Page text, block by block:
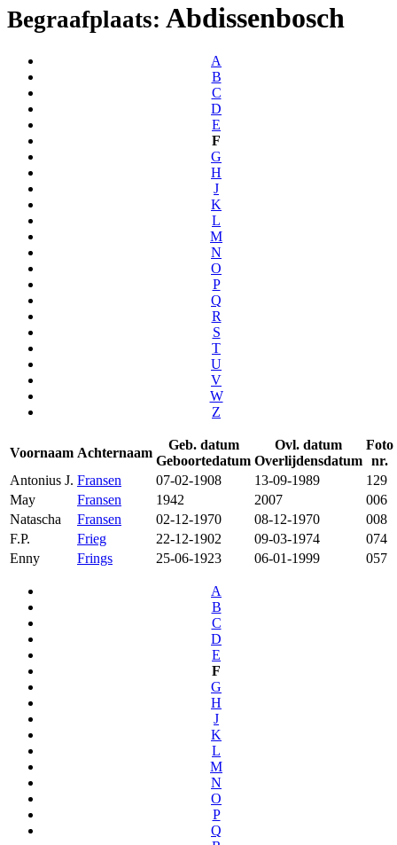
Begraafplaats: Abdissenbosch
A
B
C
D
E
F
G
H
J
K
L
M
N
O
P
Q
R
S
T
U
V
W
Z
Voornaam Achternaam
Geb. datum
Geboortedatum
Ovl. datum
Overlijdensdatum
Foto
nr.
Antonius J. Fransen 07-02-1908 13-09-1989
129
May
Fransen 1942 2007
006
Natascha
Fransen 02-12-1970 08-12-1970
008
F.P.
Frieg 22-12-1902 09-03-1974
074
Enny
Frings 25-06-1923 06-01-1999 057
A
B
C
D
E
F
G
H
J
K
L
M
N
O
P
Q